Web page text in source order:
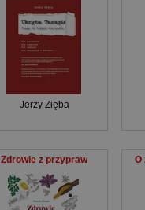
Jerzy Zięba
Zdrowie z przypraw O